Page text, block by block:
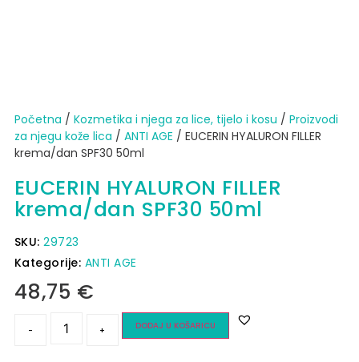
Početna / Kozmetika i njega za lice, tijelo i kosu / Proizvodi
za njegu kože lica / ANTI AGE / EUCERIN HYALURON FILLER
krema/dan SPF30 50ml
EUCERIN HYALURON FILLER
krema/dan SPF30 50ml
SKU:29723
Kategorije: ANTI AGE
48,75 €
- + DODAJ U KOŠARICU